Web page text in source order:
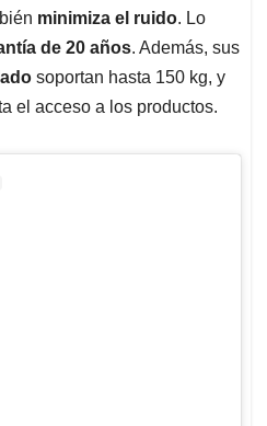
minimiza el ruido. Lo
de 20 años. Además, sus
soportan hasta 150 kg, y
el acceso a los productos.